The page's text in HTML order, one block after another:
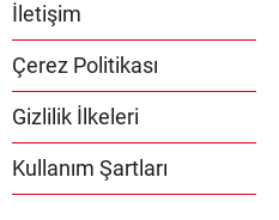
İletişim
Çerez Politikası
Gizlilik İlkeleri
Kullanım Şartları